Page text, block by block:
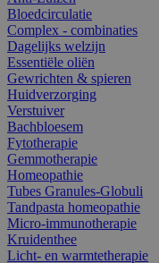
Bloedcirculatie
Complex - combinaties
Dagelijks welzijn
Essentiële oliën
Gewrichten & spieren
Huidverzorging
Verstuiver
Bachbloesem
Fytotherapie
Gemmotherapie
Homeopathie
Tubes Granules-Globuli
Tandpasta homeopathie
Micro-immunotherapie
Kruidenthee
Licht- en warmtetherapie